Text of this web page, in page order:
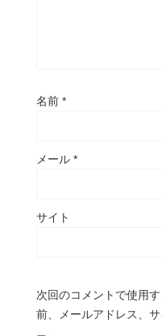
名前 *
メール *
サイト
次回のコメントで使用
前、メールアドレス、サ